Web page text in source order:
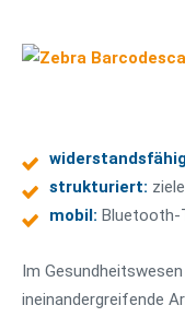
strukturiert:
mobil: Bluetooth-
Im
ineinandergreifende